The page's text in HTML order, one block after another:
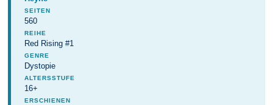
SEITEN
560
REIHE
Red Rising #1
GENRE
Dystopie
ALTERSSTUFE
16+
ERSCHIENEN